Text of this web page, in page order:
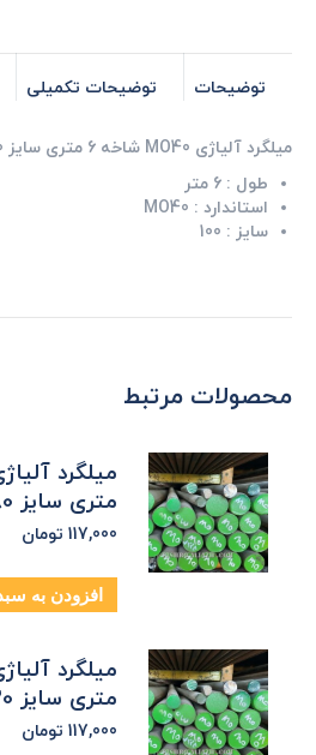
توضیحات توضیحات تکمیلی
میلگرد آلیاژی MO40 شاخه 6 متری سایز 100
طول : 6 متر
استاندارد : MO40
سایز : 100
محصولات مرتبط
متری سایز 180
117,000 تومان
افزودن به
متری سایز 120
117,000 تومان